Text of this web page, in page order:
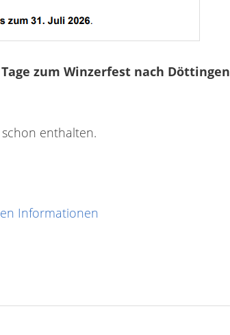
zum Winzerfest nach Döttingen
enthalten.
Informationen